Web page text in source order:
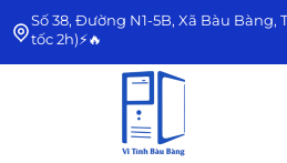
Số 38, Đường N1-5B, Xã Bàu
tốc 2h)⚡🔥